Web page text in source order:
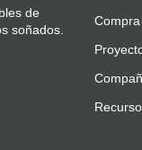
de
soñados.